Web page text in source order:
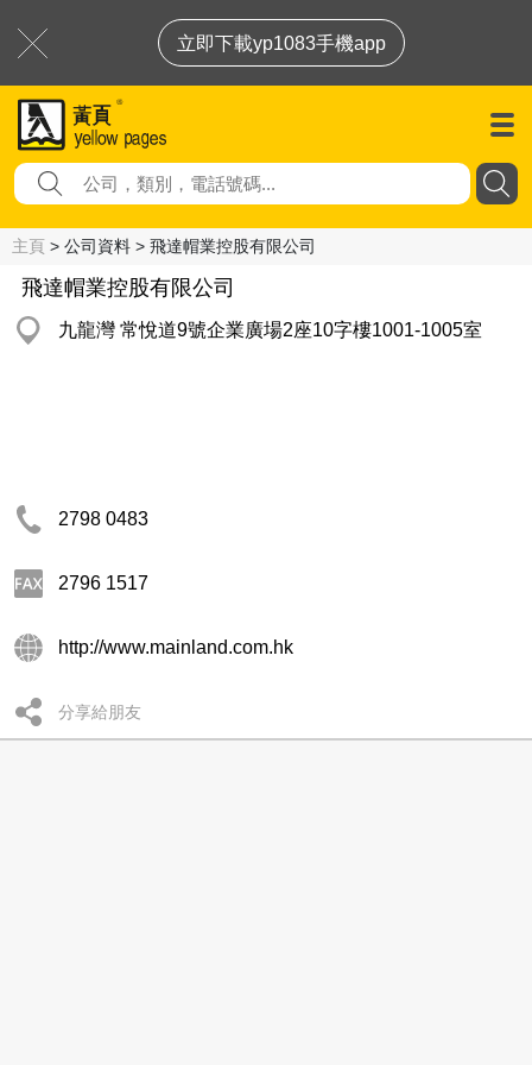
立即下載yp1083手機app
主頁 > 公司資料 > 飛達帽業控股有限公司
飛達帽業控股有限公司
九龍灣 常悅道9號企業廣場2座10字樓1001-1005室
2798 0483
2796 1517
http://www.mainland.com.hk
分享給朋友